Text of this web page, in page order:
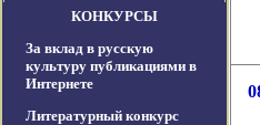
КОНКУРСЫ
За вклад в русскую
культуру публикациями в
Интернете
Литературный конкурс